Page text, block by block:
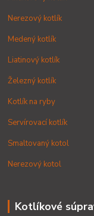
Nerezový kotlík
Medený kotlík
Liatinový kotlík
Železný kotlík
Kotlík na ryby
Servírovací kotlík
Smaltovaný kotol
Nerezový kotol
Kotlíkové